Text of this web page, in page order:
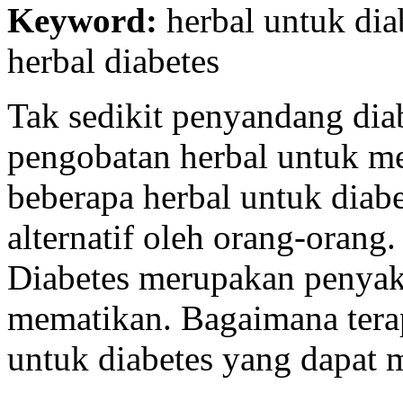
Keyword: herbal untuk
herbal diabetes
Tak sedikit penyandang
pengobatan herbal untuk
beberapa herbal untuk
alternatif oleh orang-orang.
Diabetes merupakan
mematikan. Bagaimana
untuk diabetes yang dapat